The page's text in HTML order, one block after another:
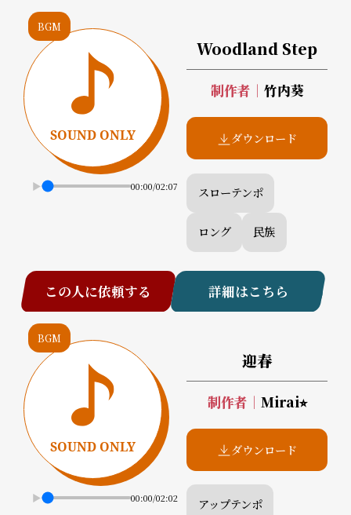
BGM
00:00/02:07
Woodland Step
制作者 ｜ 竹内葵
ダウンロード
スローテンポ
ロング 民族
この人に依頼する 詳細はこちら
BGM
00:00/02:02
迎春
制作者 ｜ Mirai⭐︎
ダウンロード
アップテンポ